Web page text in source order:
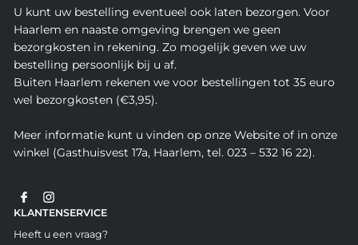
U kunt uw bestelling eventueel ook laten bezorgen. Voor
Haarlem en naaste omgeving brengen we geen
bezorgkosten in rekening. Zo mogelijk geven we uw
bestelling persoonlijk bij u af.
Buiten Haarlem rekenen we voor bestellingen tot 35 euro
wel bezorgkosten (€3,95).
Meer informatie kunt u vinden op onze Website of in onze
winkel (Gasthuisvest 17a, Haarlem, tel. 023 – 532 16 22).
KLANTENSERVICE
Heeft u een vraag?